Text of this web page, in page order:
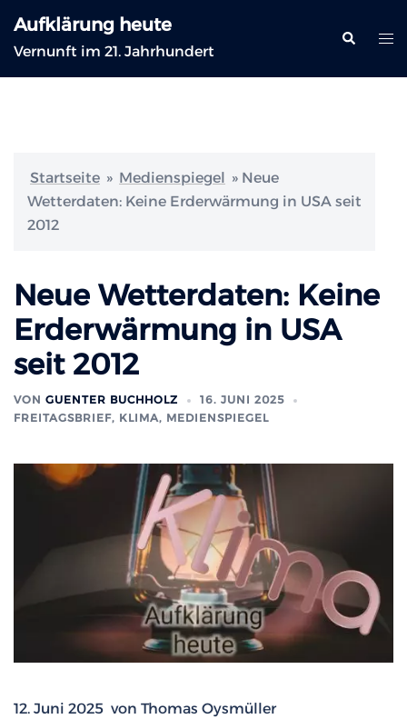
Inhalt
springen
Aufklärung heute
Vernunft im 21. Jahrhundert
Suche
Startseite » Medienspiegel » Neue
Wetterdaten: Keine Erderwärmung in USA seit
2012
Neue Wetterdaten: Keine
Erderwärmung in USA
seit 2012
VON GUENTER BUCHHOLZ
16. JUNI 2025
FREITAGSBRIEF, KLIMA, MEDIENSPIEGEL
12. Juni 2025 von Thomas Oysmüller